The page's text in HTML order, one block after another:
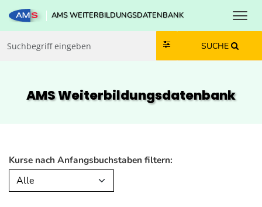
Zum Inhalt springen
Zum Navmenü springen
Zur Suche springen
Zur Footer springen
AMS WEITERBILDUNGSDATENBANK
SUCHE
AMS Weiterbildungs­datenbank
Kurse nach Anfangsbuchstaben filtern:
Alle